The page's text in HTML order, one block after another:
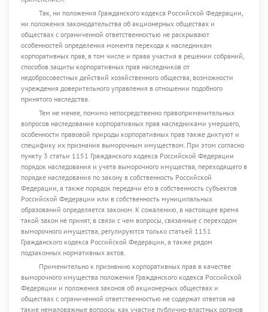
Так, ни положения Гражданского кодекса Российской Федерации,
ни положения законодательства об акционерных обществах и
обществах с ограниченной ответственностью не раскрывают
особенностей определения момента перехода к наследникам
корпоративных прав, в том числе и права участия в решении собраний,
способов защиты корпоративных прав наследников от
недобросовестных действий хозяйственного общества, возможности
учреждения доверительного управления в отношении подобного
принятого наследства.
Тем не менее, помимо непосредственно правоприменительных
вопросов наследования корпоративных прав наследниками умершего,
особенности правовой природы корпоративных прав также диктуют и
специфику их признания выморочным имуществом. При этом согласно
пункту 3 статьи 1151 Гражданского кодекса Российской Федерации
порядок наследования и учета выморочного имущества, переходящего в
порядке наследования по закону в собственность Российской
Федерации, а также порядок передачи его в собственность субъектов
Российской Федерации или в собственность муниципальных
образований определяется законом. К сожалению, в настоящее время
такой закон не принят, в связи с чем вопросы, связанные с переходом
выморочного имущества, регулируются только статьей 1151
Гражданского кодекса Российской Федерации, а также рядом
подзаконных нормативных актов.
Применительно к признанию корпоративных прав в качестве
выморочного имущества положения Гражданского кодекса Российской
Федерации и положения законов об акционерных обществах и
обществах с ограниченной ответственностью не содержат ответов на
такие немаловажные вопросы, как участие публично-властных органов